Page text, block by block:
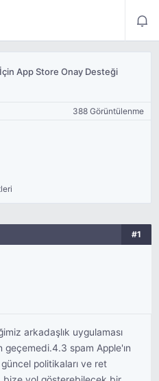
App Store Onay Desteği
388 Görüntülenme
#1
arkadaşlık uygulaması
geçemedi.4.3 spam Apple'ın
politikaları ve ret